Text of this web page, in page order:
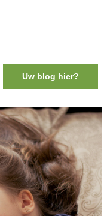
Uw blog hier?